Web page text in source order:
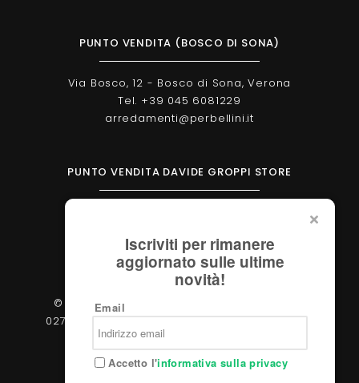
PUNTO VENDITA (BOSCO DI SONA)
Via Bosco, 12 - Bosco di Sona, Verona
Tel. +39 045 6081229
arredamenti@perbellini.it
PUNTO VENDITA DAVIDE GROPPI STORE
verona@davidegroppi.store
© 2026 - Perbellini Arredamenti S.r.l. - P.IVA
02783400233 - Via Verdi, 31/A - 37060, Castel
d'Azzano (Verona)
Iscriviti per rimanere
aggiornato sulle ultime
novità!
Email
Accetto l'informativa sulla privacy